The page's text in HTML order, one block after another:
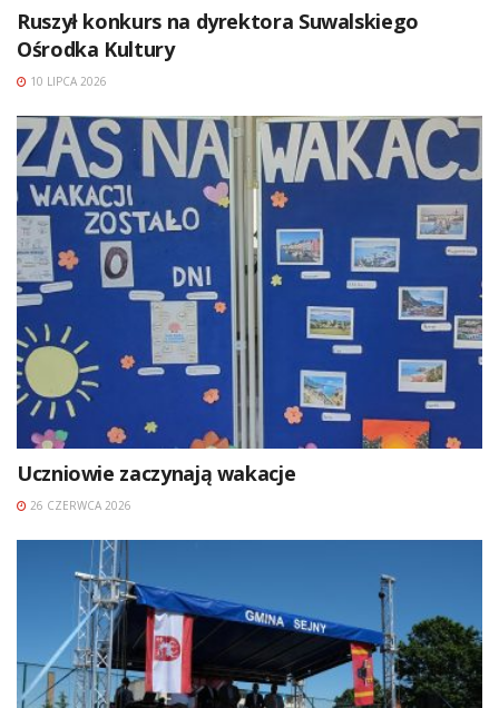
Ruszył konkurs na dyrektora Suwalskiego
Ośrodka Kultury
10 LIPCA 2026
Uczniowie zaczynają wakacje
26 CZERWCA 2026